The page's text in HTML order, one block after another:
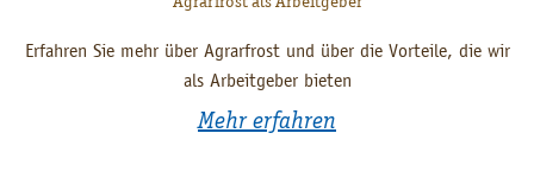
Erfahren Sie mehr über Agrarfrost und über die Vorteile, die wir
als Arbeitgeber bieten
Mehr erfahren